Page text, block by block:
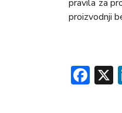
pravila za
proizvodnji